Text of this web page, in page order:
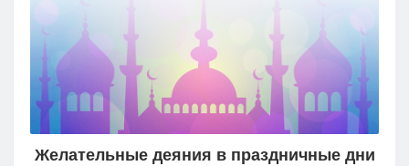
Усть-Каменогорск
Шымкент
Желательные деяния в праздничные дни